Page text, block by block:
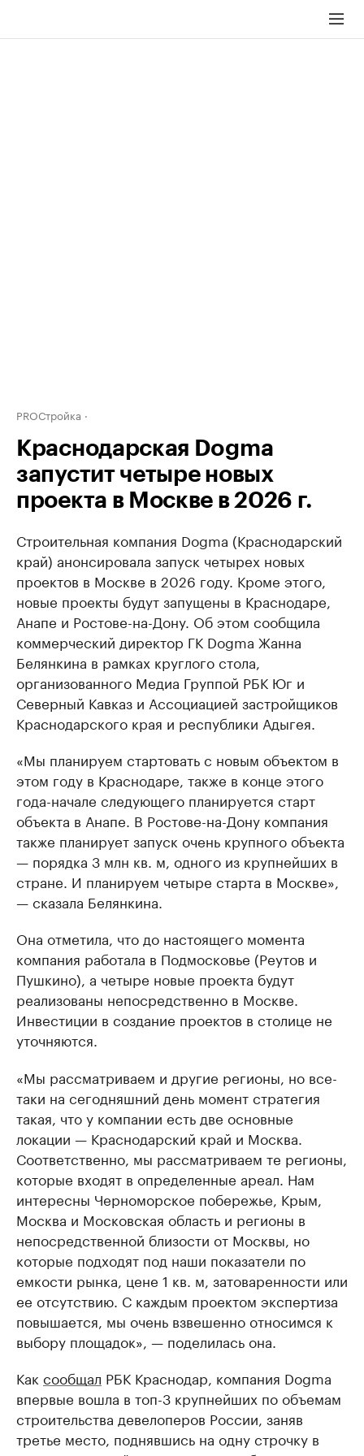
PROСтройка
Краснодарская Dogma
запустит четыре новых
проекта в Москве в 2026 г.
Строительная компания Dogma (Краснодарский
край) анонсировала запуск четырех новых
проектов в Москве в 2026 году. Кроме этого,
новые проекты будут запущены в Краснодаре,
Анапе и Ростове-на-Дону. Об этом сообщила
коммерческий директор ГК Dogma Жанна
Белянкина в рамках круглого стола,
организованного Медиа Группой РБК Юг и
Северный Кавказ и Ассоциацией застройщиков
Краснодарского края и республики Адыгея.
«Мы планируем стартовать с новым объектом в
этом году в Краснодаре, также в конце этого
года-начале следующего планируется старт
объекта в Анапе. В Ростове-на-Дону компания
также планирует запуск очень крупного объекта
— порядка 3 млн кв. м, одного из крупнейших в
стране. И планируем четыре старта в Москве»,
— сказала Белянкина.
Она отметила, что до настоящего момента
компания работала в Подмосковье (Реутов и
Пушкино), а четыре новые проекта будут
реализованы непосредственно в Москве.
Инвестиции в создание проектов в столице не
уточняются.
«Мы рассматриваем и другие регионы, но все-
таки на сегодняшний день момент стратегия
такая, что у компании есть две основные
локации — Краснодарский край и Москва.
Соответственно, мы рассматриваем те регионы,
которые входят в определенные ареал. Нам
интересны Черноморское побережье, Крым,
Москва и Московская область и регионы в
непосредственной близости от Москвы, но
которые подходят под наши показатели по
емкости рынка, цене 1 кв. м, затоваренности или
ее отсутствию. С каждым проектом экспертиза
повышается, мы очень взвешенно относимся к
выбору площадок», — поделилась она.
Как сообщал РБК Краснодар, компания Dogma
впервые вошла в топ-3 крупнейших по объемам
строительства девелоперов России, заняв
третье место, поднявшись на одну строчку в